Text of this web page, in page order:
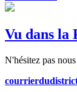
Vu dans la
N'hésitez pas